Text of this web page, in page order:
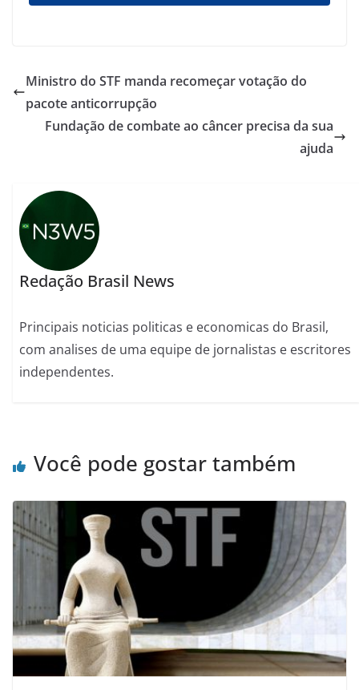
Ministro do STF manda recomeçar votação do
pacote anticorrupção
Fundação de combate ao câncer precisa da sua
ajuda
Redação Brasil News
Principais noticias politicas e economicas do Brasil,
com analises de uma equipe de jornalistas e escritores
independentes.
Você pode gostar também